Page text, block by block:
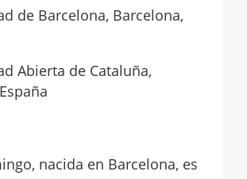
de Barcelona, Barcelona,
Abierta de Cataluña,
nacida en Barcelona, es